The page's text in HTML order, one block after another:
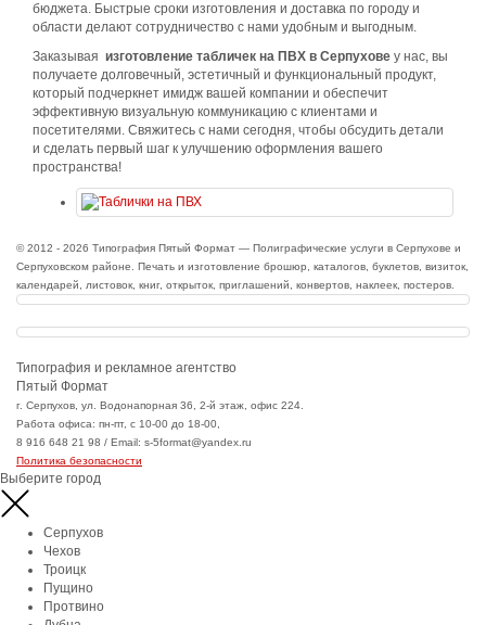
бюджета. Быстрые сроки изготовления и доставка по городу и
области делают сотрудничество с нами удобным и выгодным.
Заказывая изготовление табличек на ПВХ в Серпухове у нас, вы
получаете долговечный, эстетичный и функциональный продукт,
который подчеркнет имидж вашей компании и обеспечит
эффективную визуальную коммуникацию с клиентами и
посетителями. Свяжитесь с нами сегодня, чтобы обсудить детали
и сделать первый шаг к улучшению оформления вашего
пространства!
© 2012 - 2026 Типография Пятый Формат — Полиграфические услуги в Серпухове и
Серпуховском районе. Печать и изготовление брошюр, каталогов, буклетов, визиток,
календарей, листовок, книг, открыток, приглашений, конвертов, наклеек, постеров.
Типография и рекламное агентство
Пятый Формат
г. Серпухов, ул. Водонапорная 36, 2-й этаж, офис 224.
Работа офиса: пн-пт, с 10-00 до 18-00,
8 916 648 21 98 / Email: s-5format@yandex.ru
Политика безопасности
Выберите город
Серпухов
Чехов
Троицк
Пущино
Протвино